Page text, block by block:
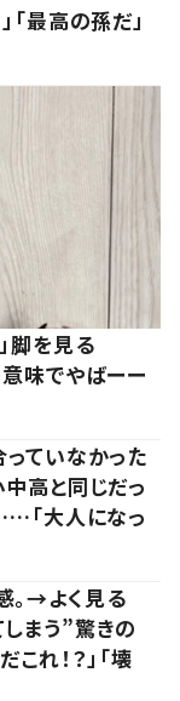
最高の孫だ」
脚を見る
味でやばーー
っていなかった
高と同じだっ
「大人になっ
。→よく見る
まう”驚きの
れ！？」「壊